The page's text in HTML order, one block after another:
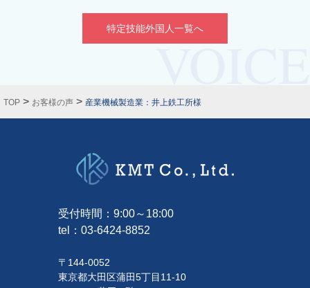
特定技能外国人一覧へ
TOP > お客様の声 > 産業機械製造業：井上鉄工所様
受付時間：9:00～18:00
tel： 03-6424-8852
〒144-0052
東京都大田区蒲田5丁目11-10